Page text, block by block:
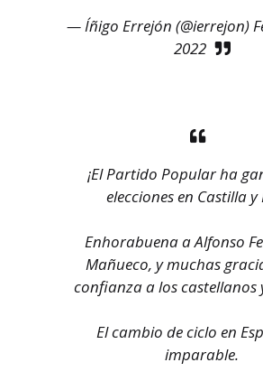
— Íñigo Errejón (@ierrejon)
2022
¡El Partido Popular ha
elecciones en Castilla y
Enhorabuena a Alfonso
Mañueco, y muchas
confianza a los castellanos
El cambio de ciclo en
imparable.